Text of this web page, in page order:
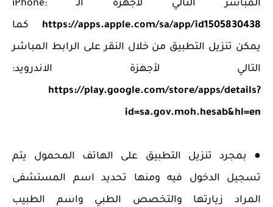
المباشر التالي لأجهزة الـ iPhone:
https://apps.apple.com/sa/app/id1505830438 كما
يمكن تنزيل التطبيق من خلال النقر على الرابط المباشر
التالي لأجهزة الاندرويد:
https://play.google.com/store/apps/details?
id=sa.gov.moh.hesab&hl=en
● بمجرد تنزيل التطبيق على الهاتف المحمول يتم
تسجيل الدخول فيه ومنها تحديد اسم المستشفى
المراد زيارتها والتخصص الطبي واسم الطبيب